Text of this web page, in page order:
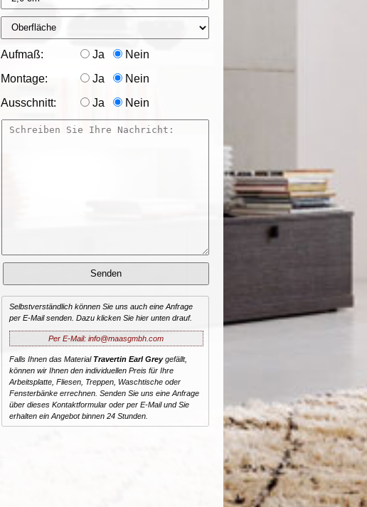
Aufmaß: Ja Nein
Montage: Ja Nein
Ausschnitt: Ja Nein
Selbstverständlich können Sie uns auch eine Anfrage
per E-Mail senden. Dazu klicken Sie hier unten drauf.
Per E-Mail: info@maasgmbh.com
Falls Ihnen das Material Travertin Earl Greygefällt,
können wir Ihnen den individuellen Preis für Ihre
Arbeitsplatte, Fliesen, Treppen, Waschtische oder
Fensterbänke errechnen. Senden Sie uns eine Anfrage
über dieses Kontaktformular oder per E-Mail und Sie
erhalten ein Angebot binnen 24 Stunden.